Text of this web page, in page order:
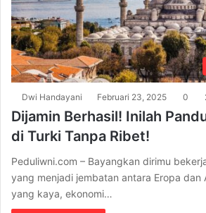
Dwi Handayani Februari 23, 2025 0
Dijamin Berhasil! Inilah
di Turki Tanpa Ribet!
Peduliwni.com – Bayangkan dirimu
yang menjadi jembatan antara Eropa dan
yang kaya, ekonomi…